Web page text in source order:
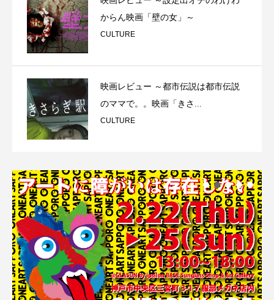
からん映画「壁の女」～
CULTURE
映画レビュー ～都市伝説は都市伝説
のママで。。映画「きさ...
CULTURE